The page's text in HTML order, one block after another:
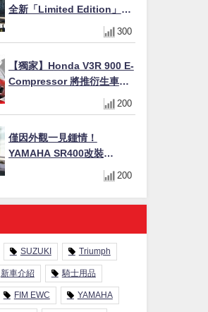
全新「Limited Edition」都
市探索限定色 GOOPiMADE
聯名包同步登場
300
【獨家】Honda V3R 900 E-
Compressor 將推衍生車
系？自然進氣 V3 同步測試
中，CG 預想曝光！
200
僅因外觀一見鍾情！
YAMAHA SR400改裝
Tracker風格｜ 女車主的機車
200
SUZUKI Triumph
新車介紹 騎士用品
FIM EWC YAMAHA